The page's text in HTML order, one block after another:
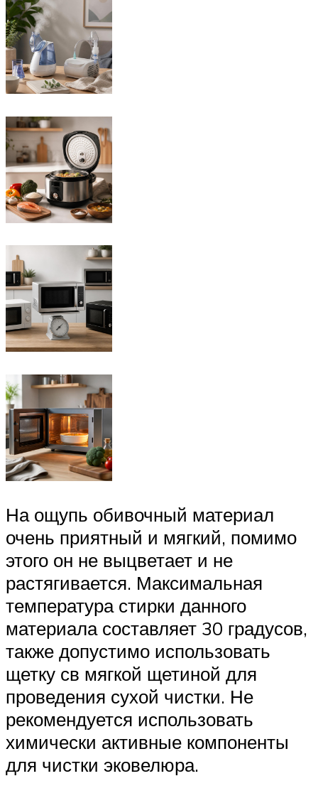
На ощупь обивочный материал
очень приятный и мягкий, помимо
этого он не выцветает и не
растягивается. Максимальная
температура стирки данного
материала составляет 30 градусов,
также допустимо использовать
щетку св мягкой щетиной для
проведения сухой чистки. Не
рекомендуется использовать
химически активные компоненты
для чистки эковелюра.